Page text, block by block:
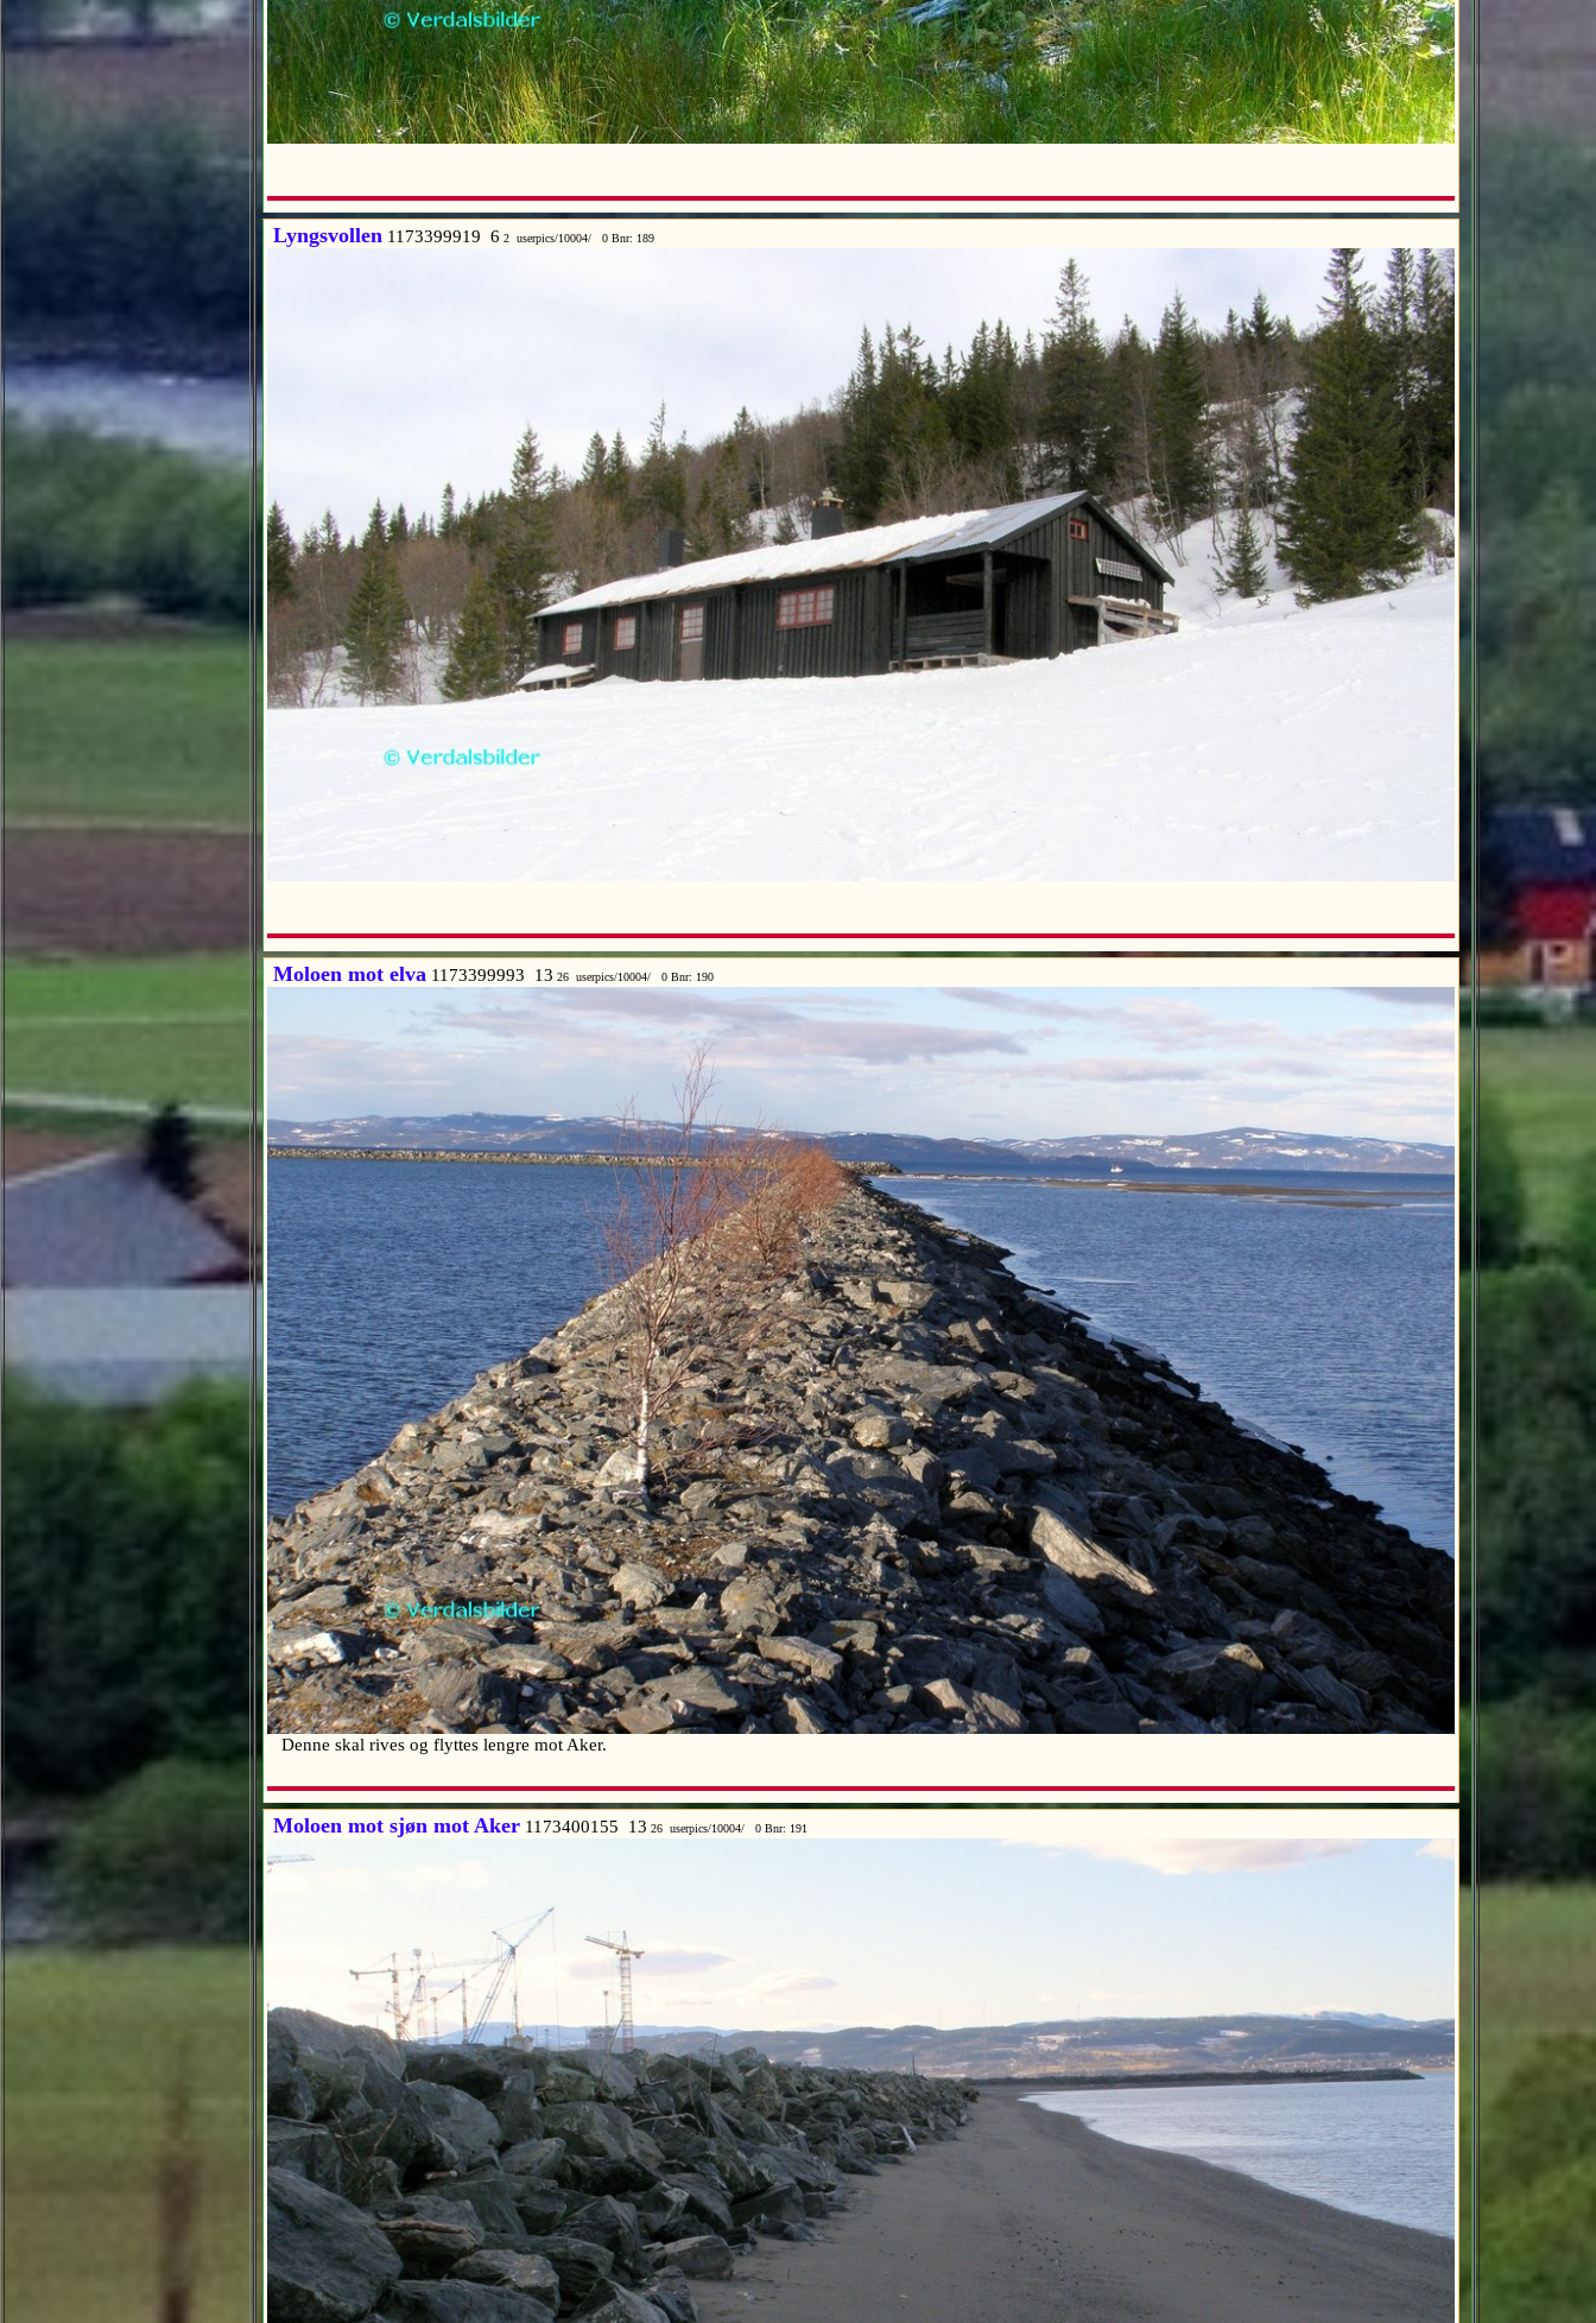
Lyngsvollen 1173399919 6 2 userpics/10004/ 0 Bnr: 189
Moloen mot elva 1173399993 13 26 userpics/10004/ 0 Bnr: 190
Denne skal rives og flyttes lengre mot Aker.
Moloen mot sjøn mot Aker 1173400155 13 26 userpics/10004/ 0 Bnr: 191